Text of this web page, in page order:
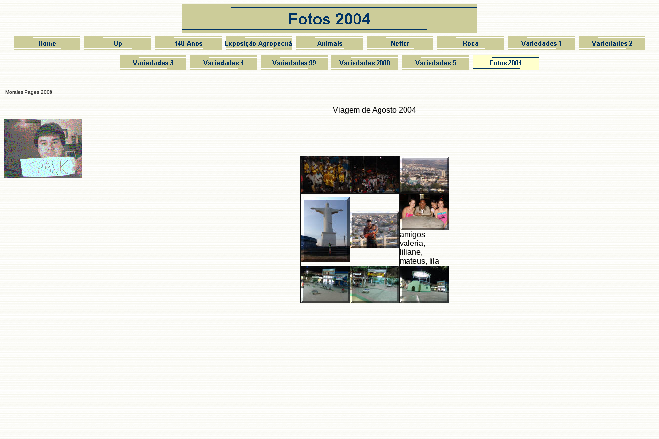
Morales Pages 2008
Viagem de Agosto 2004
amigos
valeria,
liliane,
mateus, lila